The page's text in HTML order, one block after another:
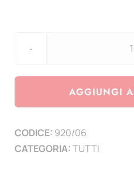
AGGIUNGI
CODICE: 920/06
CATEGORIA:TUTTI